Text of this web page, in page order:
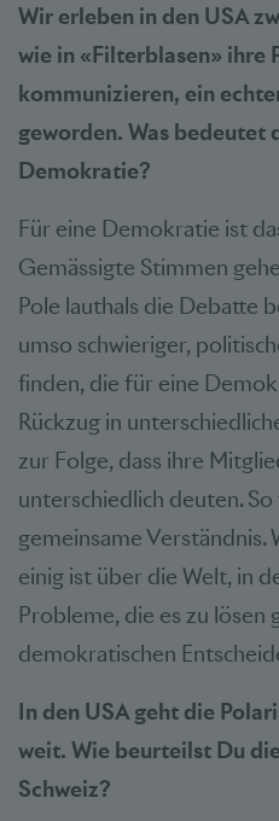
Wir erleben in den USA
wie in «Filterblasen» ihre
kommunizieren, ein
geworden. Was bedeutet
Demokratie?
Für eine Demokratie ist
Gemässigte Stimmen
Pole lauthals die Debatte
umso schwieriger,
finden, die für eine
Rückzug in
zur Folge, dass ihre
unterschiedlich deuten.
gemeinsame Verständnis.
einig ist über die Welt, in
Probleme, die es zu lösen
demokratischen
In den USA geht die
weit. Wie beurteilst Du
Schweiz?